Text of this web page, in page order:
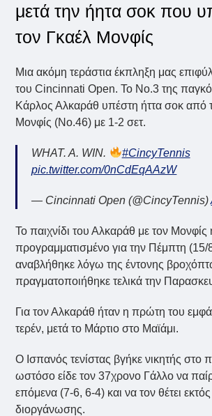
μετά την ήητα σοκ που
τον Γκαέλ Μονφίς
Μια ακόμη τεράστια έκπληξη μας
του Cincinnati Open. Το Νο.3 της
Κάρλος Αλκαράθ υπέστη ήττα σοκ από
Μονφίς (Νο.46) με 1-2 σετ.
WHAT. A. WIN.
#CincyTennis
pic.twitter.com/0nCdEqAAzW
— Cincinnati Open (@CincyTennis)
Το παιχνίδι του Αλκαράθ με τον Μονφίς
προγραμματισμένο για την Πέμπτη
αναβλήθηκε λόγω της έντονης
πραγματοποιήθηκε τελικά την
Για τον Αλκαράθ ήταν η πρώτη του
τερέν, μετά το Μάρτιο στο Μαϊάμι.
Ο Ισπανός τενίστας βγήκε νικητής στο
ωστόσο είδε τον 37χρονο Γάλλο να
επόμενα (7-6, 6-4) και να τον θέτει
διοργάνωσης.